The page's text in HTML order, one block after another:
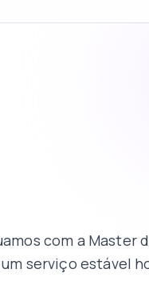
com a Master
serviço estável